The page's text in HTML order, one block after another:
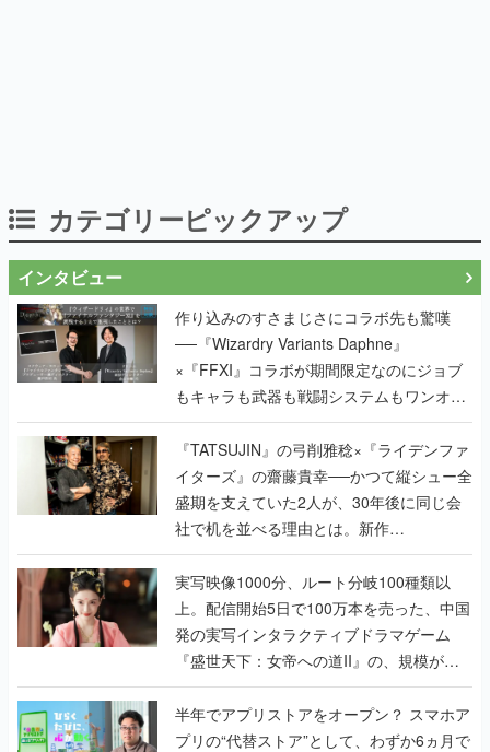
作り込みのすさまじさにコラボ先も驚嘆
──『Wizardry Variants Daphne』
もキャラも武器も戦闘システムもワンオフ
で作り込まれた理由を両ディレクターに聞
く
『TATSUJIN』の弓削雅稔×『ライデンファ
イターズ』の齋藤貴幸──かつて縦シュー全
盛期を支えていた2人が、30年後に同じ会
社で机を並べる理由とは。新作
『TATSUJIN EXTREME』で初タッグを組
んだレジェンド2人に訊く開発秘話
実写映像1000分、ルート分岐100種類以
上。配信開始5日で100万本を売った、中国
発の実写インタラクティブドラマゲーム
『盛世天下：女帝への道II』の、規模が違
うこだわりをプロデューサーに聞いた
半年でアプリストアをオープン？ スマホア
プリの“代替ストア”として、わずか6ヵ月で
国内向けローンチを行った発見型ストア
『あっぷアリーナ！』仕掛け人に話を聞い
てみた